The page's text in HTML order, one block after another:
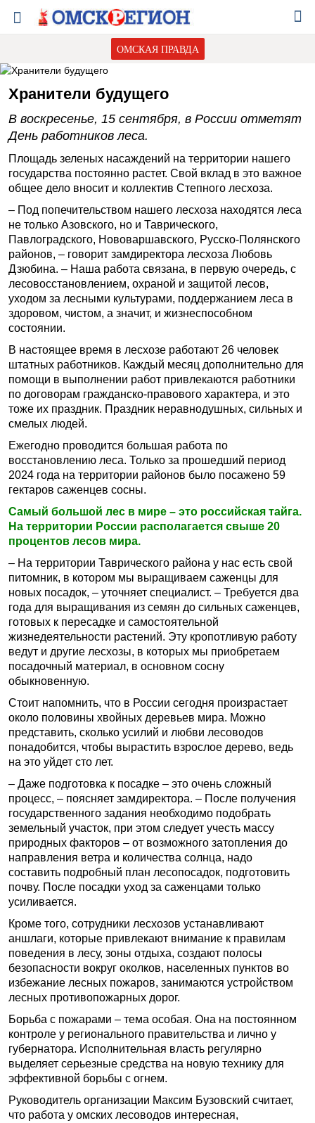
ОМСКАЯ ПРАВДА
Хранители будущего
В воскресенье, 15 сентября, в России отметят
День работников леса.
Площадь зеленых насаждений на территории нашего
государства постоянно растет. Свой вклад в это важное
общее дело вносит и коллектив Степного лесхоза.
– Под попечительством нашего лесхоза находятся леса
не только Азовского, но и Таврического,
Павлоградского, Нововаршавского, Русско-Полянского
районов, – говорит замдиректора лесхоза Любовь
Дзюбина. – Наша работа связана, в первую очередь, с
лесовосстановлением, охраной и защитой лесов,
уходом за лесными культурами, поддержанием леса в
здоровом, чистом, а значит, и жизнеспособном
состоянии.
В настоящее время в лесхозе работают 26 человек
штатных работников. Каждый месяц дополнительно для
помощи в выполнении работ привлекаются работники
по договорам гражданско-правового характера, и это
тоже их праздник. Праздник неравнодушных, сильных и
смелых людей.
Ежегодно проводится большая работа по
восстановлению леса. Только за прошедший период
2024 года на территории районов было посажено 59
гектаров саженцев сосны.
Самый большой лес в мире – это российская тайга.
На территории России располагается свыше 20
процентов лесов мира.
– На территории Таврического района у нас есть свой
питомник, в котором мы выращиваем саженцы для
новых посадок, – уточняет специалист. – Требуется два
года для выращивания из семян до сильных саженцев,
готовых к пересадке и самостоятельной
жизнедеятельности растений. Эту кропотливую работу
ведут и другие лесхозы, в которых мы приобретаем
посадочный материал, в основном сосну
обыкновенную.
Стоит напомнить, что в России сегодня произрастает
около половины хвойных деревьев мира. Можно
представить, сколько усилий и любви лесоводов
понадобится, чтобы вырастить взрослое дерево, ведь
на это уйдет сто лет.
– Даже подготовка к посадке – это очень сложный
процесс, – поясняет замдиректора. – После получения
государственного задания необходимо подобрать
земельный участок, при этом следует учесть массу
природных факторов – от возможного затопления до
направления ветра и количества солнца, надо
составить подробный план лесопосадок, подготовить
почву. После посадки уход за саженцами только
усиливается.
Кроме того, сотрудники лесхозов устанавливают
аншлаги, которые привлекают внимание к правилам
поведения в лесу, зоны отдыха, создают полосы
безопасности вокруг околков, населенных пунктов во
избежание лесных пожаров, занимаются устройством
лесных противопожарных дорог.
Борьба с пожарами – тема особая. Она на постоянном
контроле у регионального правительства и лично у
губернатора. Исполнительная власть регулярно
выделяет серьезные средства на новую технику для
эффективной борьбы с огнем.
Руководитель организации Максим Бузовский считает,
что работа у омских лесоводов интересная,